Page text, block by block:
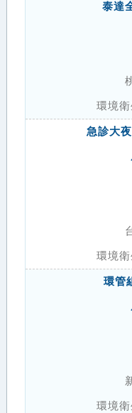
泰達
環境
急診大
環境
環管
環境